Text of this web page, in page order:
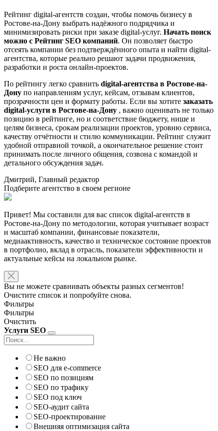
Рейтинг digital-агентств создан, чтобы помочь бизнесу в
Ростове-на-Дону выбрать надёжного подрядчика и
минимизировать риски при заказе digital-услуг. Начать поиск
можно с Рейтинг SEO компаний. Он позволяет быстро
отсеять компании без подтверждённого опыта и найти digital-
агентства, которые реально решают задачи продвижения,
разработки и роста онлайн-проектов.
По рейтингу легко сравнить digital-агентства в Ростове-на-
Дону по направлениям услуг, кейсам, отзывам клиентов,
прозрачности цен и формату работы. Если вы хотите заказать
digital-услуги в Ростове-на-Дону , важно оценивать не только
позицию в рейтинге, но и соответствие бюджету, нише и
целям бизнеса, срокам реализации проектов, уровню сервиса,
качеству отчётности и стилю коммуникации. Рейтинг служит
удобной отправной точкой, а окончательное решение стоит
принимать после личного общения, созвона с командой и
детального обсуждения задач.
Дмитрий, Главный редактор
Подберите агентство в своем регионе
Привет! Мы составили для вас список digital-агентств в
Ростове-на-Дону по методологии, которая учитывает возраст
и масштаб компании, финансовые показатели,
медиаактивность, качество и техническое состояние проектов
в портфолио, вклад в отрасль, показатели эффективности и
актуальные кейсы на локальном рынке.
Вы не можете сравнивать объекты разных сегментов!
Очистите список и попробуйте снова.
Фильтры
Фильтры
Очистить
Услуги SEO
Не важно
SEO для e-commerce
SEO по позициям
SEO по трафику
SEO под ключ
SEO-аудит сайта
SEO-проектирование
Внешняя оптимизация сайта